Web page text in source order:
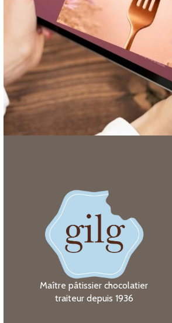
Maître pâtissier chocolatier
traiteur depuis 1936